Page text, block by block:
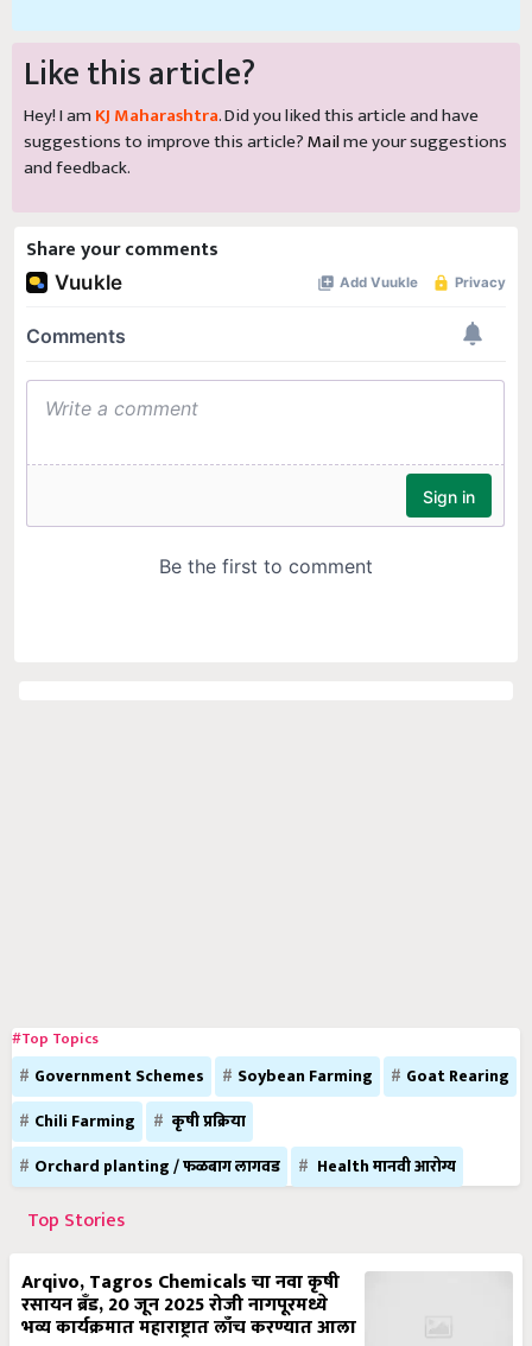
Like this article?
Hey! I am KJ Maharashtra. Did you liked this article and have
suggestions to improve this article?Mailme your suggestions
and feedback.
Share your comments
#Top Topics
Government Schemes Soybean Farming
Goat Rearing
Chili Farming
कृषी प्रक्रिया
Orchard planting / फळबाग लागवड
Health मानवी आरोग्य
Top Stories
Arqivo, Tagros Chemicals चा नवा कृषी
रसायन ब्रँड, 20 जून 2025 रोजी नागपूरमध्ये
भव्य कार्यक्रमात महाराष्ट्रात लाँच करण्यात आला